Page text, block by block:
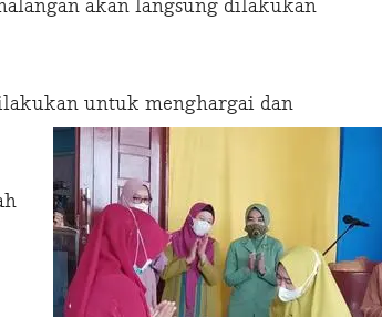
akan langsung dilakukan
untuk menghargai dan